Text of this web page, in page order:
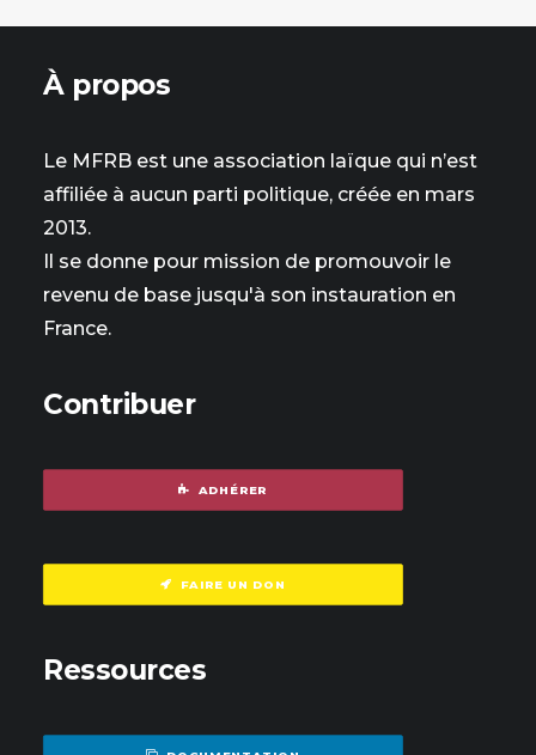
À propos
Le MFRB est une association laïque qui n’est
affiliée à aucun parti politique, créée en mars
2013.
Il se donne pour mission de promouvoir le
revenu de base jusqu'à son instauration en
France.
Contribuer
ADHÉRER
FAIRE UN DON
Ressources